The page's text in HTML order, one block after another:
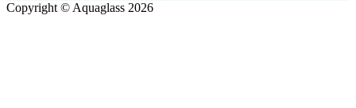
Copyright © Aquaglass 2026